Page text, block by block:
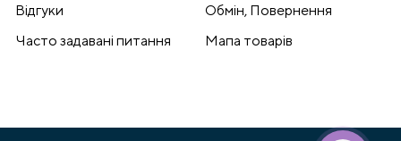
Відгуки
Обмін, Повернення
Часто задавані питання
Мапа товарів